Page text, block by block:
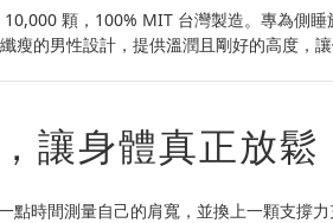
顆，100% MIT 台灣製造。專為側睡
瘦的男性設計，提供溫潤且剛好的高度，
讓身體真正放鬆
點時間測量自己的肩寬，並換上一顆支撐